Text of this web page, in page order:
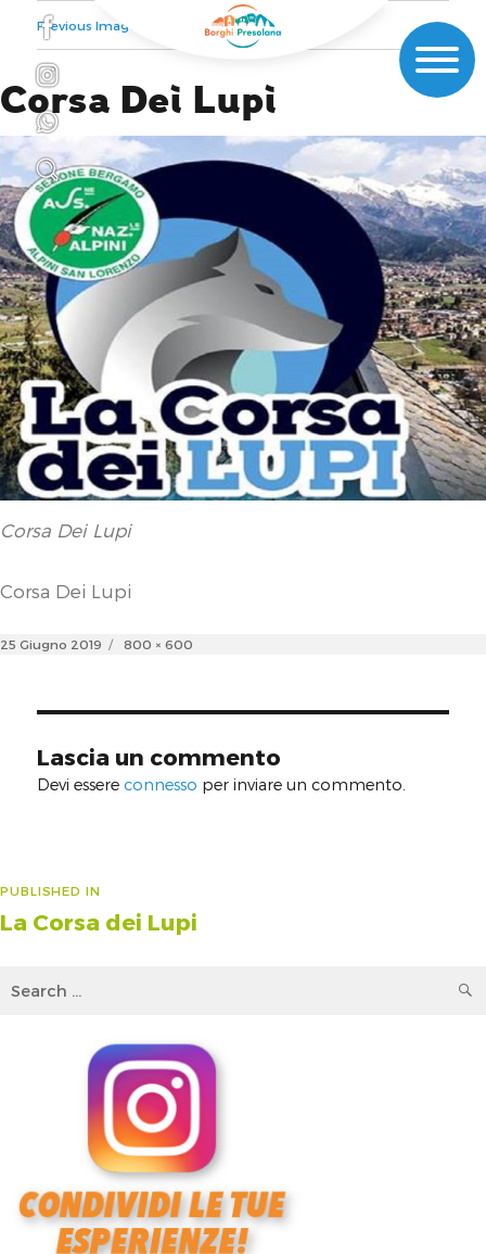
Previous Image
Corsa Dei Lupi
Corsa Dei Lupi
Corsa Dei Lupi
Posted
25 Giugno 2019
Full
800 × 600
Lascia un commento
Devi essereconnesso per inviare un commento.
Navigazione
articoli
PUBLISHED IN
La Corsa dei Lupi